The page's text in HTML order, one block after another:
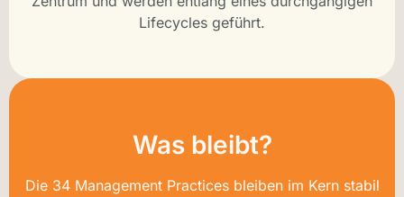
Lifecycles geführt.
Was bleibt?
Die 34 Management Practices bleiben im Kern stabil